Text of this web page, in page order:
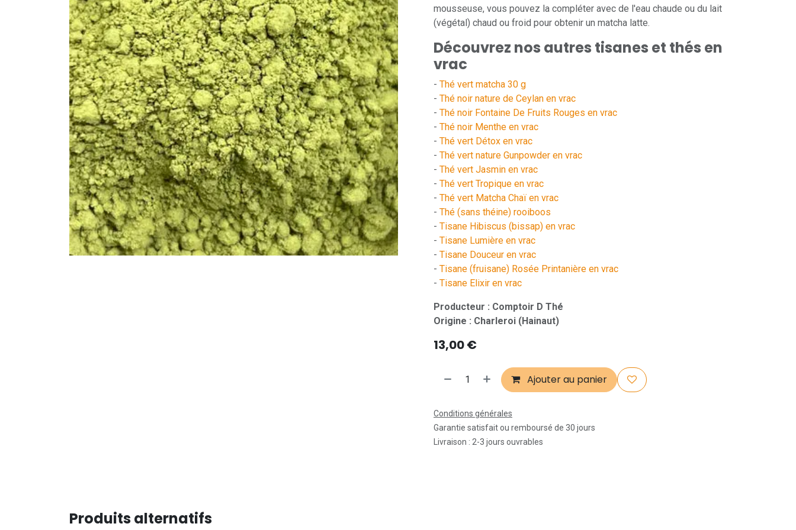
mousseuse, vous pouvez la compléter avec de l'eau chaude ou du lait
(végétal) chaud ou froid pour obtenir un matcha latte.
Découvrez nos autres tisanes et thés en
vrac
- Thé vert matcha 30 g
- Thé noir nature de Ceylan en vrac
- Thé noir Fontaine De Fruits Rouges en vrac
- Thé noir Menthe en vrac
- Thé vert Détox en vrac
- Thé vert nature Gunpowder en vrac
- Thé vert Jasmin en vrac
- Thé vert Tropique en vrac
- Thé vert Matcha Chaï en vrac
- Thé (sans théine) rooiboos
- Tisane Hibiscus (bissap) en vrac
- Tisane Lumière en vrac
- Tisane Douceur en vrac
- Tisane (fruisane) Rosée Printanière en vrac
- Tisane Elixir en vrac
Producteur : Comptoir D Thé
Origine : Charleroi (Hainaut)
13,00€
Ajouter au panier
Conditions générales
Garantie satisfait ou remboursé de 30 jours
Livraison : 2-3 jours ouvrables
Produits alternatifs